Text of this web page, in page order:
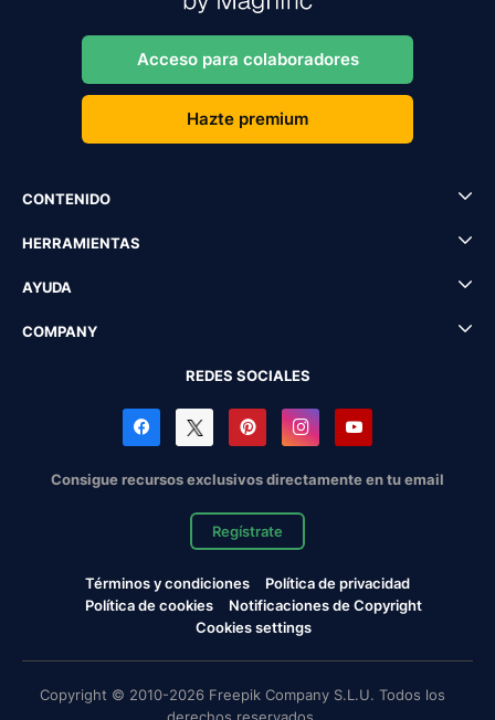
Acceso para colaboradores
Hazte premium
CONTENIDO
HERRAMIENTAS
AYUDA
COMPANY
REDES SOCIALES
Consigue recursos exclusivos directamente en tu email
Regístrate
Términos y condiciones
Política de privacidad
Política de cookies
Notificaciones de Copyright
Cookies settings
Copyright © 2010-2026 Freepik Company S.L.U. Todos los